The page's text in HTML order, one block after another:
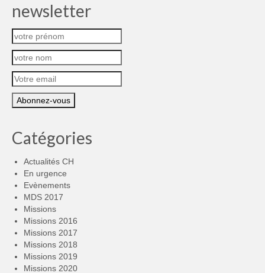
newsletter
Catégories
Actualités CH
En urgence
Evènements
MDS 2017
Missions
Missions 2016
Missions 2017
Missions 2018
Missions 2019
Missions 2020